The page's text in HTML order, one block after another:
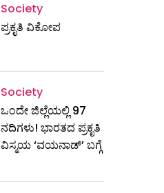
Society
ಪ್ರಕೃತಿ ವಿಕೋಪ
Society
ಒಂದೇ ಜಿಲ್ಲೆಯಲ್ಲಿ 97
ನದಿಗಳು! ಭಾರತದ ಪ್ರಕೃತಿ
ವಿಸ್ಮಯ ‘ವಯನಾಡ್’ ಬಗ್ಗೆ